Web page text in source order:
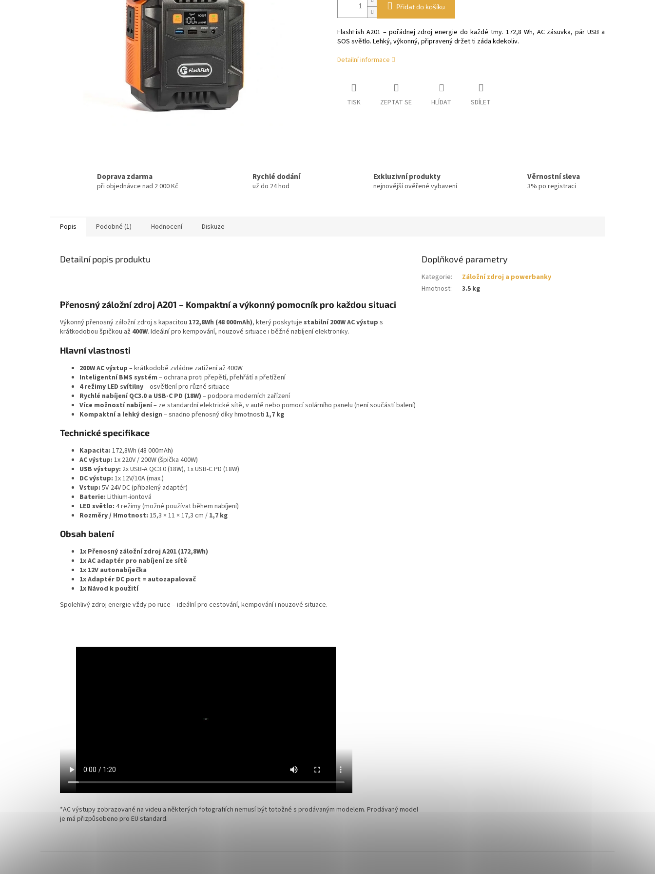
Přidat do košíku
FlashFish A201 – pořádnej zdroj energie do každé tmy. 172,8 Wh, AC zásuvka, pár USB a
SOS světlo. Lehký, výkonný, připravený držet ti záda kdekoliv.
Detailní informace
TISK ZEPTAT SE HLÍDAT SDÍLET
Doprava zdarma
při objednávce nad 2 000 Kč
Rychlé dodání
už do 24 hod
Exkluzivní produkty
nejnovější ověřené vybavení
Věrnostní sleva
3% po registraci
Popis Podobné (1) Hodnocení Diskuze
Detailní popis produktu
Přenosný záložní zdroj A201 – Kompaktní a výkonný pomocník pro každou situaci
Výkonný přenosný záložní zdroj s kapacitou 172,8Wh (48 000mAh), který poskytuje stabilní 200W AC výstup s
krátkodobou špičkou až 400W. Ideální pro kempování, nouzové situace i běžné nabíjení elektroniky.
Hlavní vlastnosti
200W AC výstup – krátkodobě zvládne zatížení až 400W
Inteligentní BMS systém – ochrana proti přepětí, přehřátí a přetížení
4 režimy LED svítilny– osvětlení pro různé situace
Rychlé nabíjení QC3.0 a USB-C PD (18W) – podpora moderních zařízení
Více možností nabíjení– ze standardní elektrické sítě, v autě nebo pomocí solárního panelu (není součástí balení)
Kompaktní a lehký design – snadno přenosný díky hmotnosti 1,7 kg
Technické specifikace
Kapacita: 172,8Wh (48 000mAh)
AC výstup: 1x 220V / 200W (špička 400W)
USB výstupy: 2x USB-A QC3.0 (18W), 1x USB-C PD (18W)
DC výstup: 1x 12V/10A (max.)
Vstup: 5V-24V DC (přibalený adaptér)
Baterie: Lithium-iontová
LED světlo: 4 režimy (možné používat během nabíjení)
Rozměry / Hmotnost: 15,3 × 11 × 17,3 cm / 1,7 kg
Obsah balení
1x Přenosný záložní zdroj A201 (172,8Wh)
1x AC adaptér pro nabíjení ze sítě
1x 12V autonabíječka
1x Adaptér DC port = autozapalovač
1x Návod k použití
Spolehlivý zdroj energie vždy po ruce – ideální pro cestování, kempování i nouzové situace.
*AC výstupy zobrazované na videu a některých fotografiích nemusí být totožné s prodávaným modelem. Prodávaný model
je má přizpůsobeno pro EU standard.
Doplňkové parametry
Kategorie:
Záložní zdroj a powerbanky
Hmotnost: 3.5 kg